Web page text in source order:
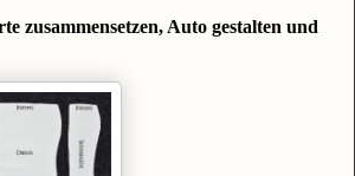
zusammensetzen, Auto gestalten und